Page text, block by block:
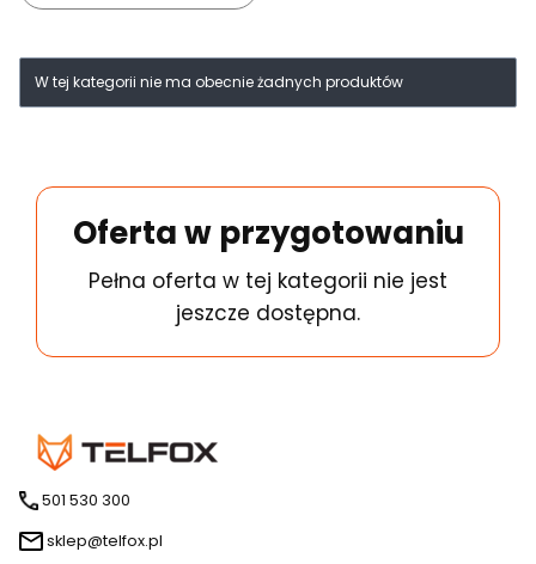
Lista produktów
W tej kategorii nie ma obecnie żadnych produktów
Oferta w przygotowaniu
Pełna oferta w tej kategorii nie jest
jeszcze dostępna.
501 530 300
sklep@telfox.pl